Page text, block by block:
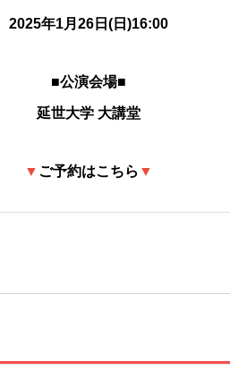
2025年1月26日(日)16:00
■公演会場■
延世大学 大講堂
▼ ご予約はこちら ▼